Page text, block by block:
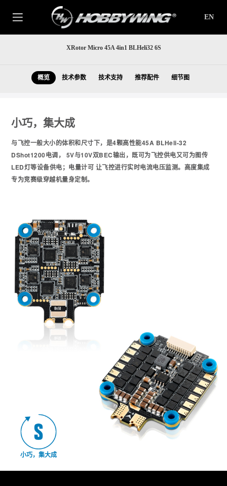
EN
XRotor Micro 45A 4in1 BLHeli32 6S
概览 技术参数 技术支持 推荐配件 细节图
小巧，集大成
与飞控一般大小的体积和尺寸下，是4颗高性能45A BLHeli-32
DShot1200电调， 5V与10V双BEC输出，既可为飞控供电又可为图传
LED灯等设备供电；电量计可 让飞控进行实时电流电压监测。高度集成
专为竞赛级穿越机量身定制。
小巧，集大成